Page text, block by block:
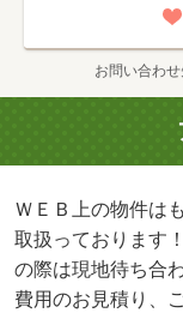
お問い合わせ
ＷＥＢ上の物件は
取扱っております
の際は現地待ち合
費用のお見積り、